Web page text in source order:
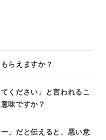
らえますか？
ください」と言われるこ
味ですか？
」だと伝えると、悪い意